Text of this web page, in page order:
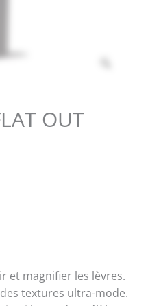
OUT
et magnifier les lèvres.
textures ultra-mode.